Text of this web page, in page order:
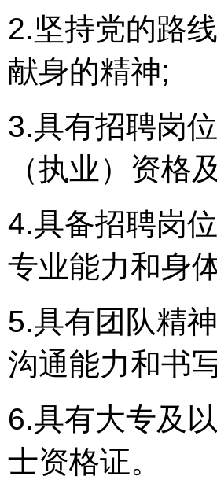
2.坚持党的路
献身的精神;
3.具有招聘岗
（执业）资格
4.具备招聘岗
专业能力和身
5.具有团队精
沟通能力和书
6.具有大专及
士资格证。